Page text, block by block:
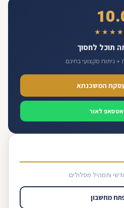
תוכל לחסוך
עסקת המשכנתא
לאור
ותמהיל מסלולים
מחשבון